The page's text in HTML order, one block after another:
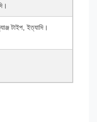
টাইপ, ইত্যাদি।